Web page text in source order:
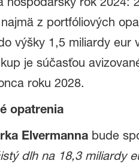
z portfóliových
výšky 1,5 miliardy
je súčasťou
roku 2028.
opatrenia
Elvermannabude
dlh na 18,3 miliardy